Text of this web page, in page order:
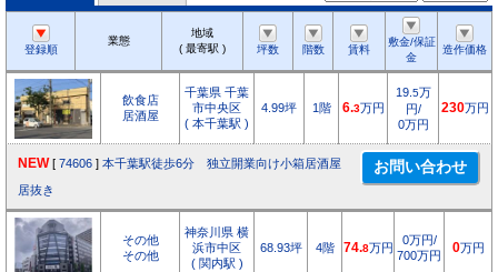
登録順
業態
地域
( 最寄駅 )
坪数 階数 賃料
敷金/保証
金
造作価格
飲食店
居酒屋
千葉県 千葉
市中央区
( 本千葉駅 )
4.99坪 1階 6.3万円
19.5万
円/
0万円
230万円
NEW [ 74606 ] 本千葉駅徒歩6分 独立開業向け小箱居酒屋
居抜き
その他
その他
神奈川県 横
浜市中区
( 関内駅 )
68.93坪 4階 74.8万円
0万円/
700万円
0万円